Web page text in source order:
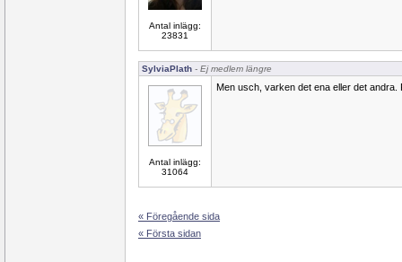
Antal inlägg:
23831
SylviaPlath - Ej medlem längre
Antal inlägg:
31064
Men usch, varken det ena eller det andra.
« Föregående sida
« Första sidan